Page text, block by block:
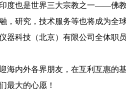
度也是世界三大宗教之一——佛
，研究，技术服务等也将成为全
器科技（北京）有限公司全体职
海内外各界朋友，在互利互惠的
最大的心愿！